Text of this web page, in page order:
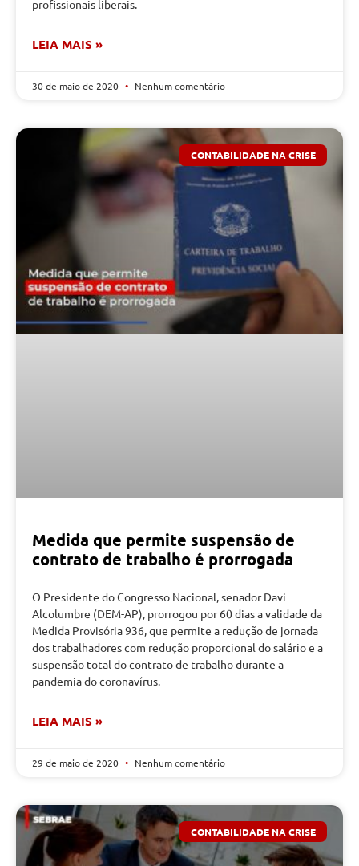
profissionais liberais.
LEIA MAIS »
30 de maio de 2020 Nenhum comentário
CONTABILIDADE NA CRISE
Medida que permite suspensão de
contrato de trabalho é prorrogada
O Presidente do Congresso Nacional, senador Davi
Alcolumbre (DEM-AP), prorrogou por 60 dias a validade da
Medida Provisória 936, que permite a redução de jornada
dos trabalhadores com redução proporcional do salário e a
suspensão total do contrato de trabalho durante a
pandemia do coronavírus.
LEIA MAIS »
29 de maio de 2020 Nenhum comentário
CONTABILIDADE NA CRISE